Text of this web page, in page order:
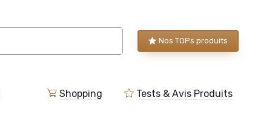
Nos TOPs produits
Shopping Tests & Avis Produits